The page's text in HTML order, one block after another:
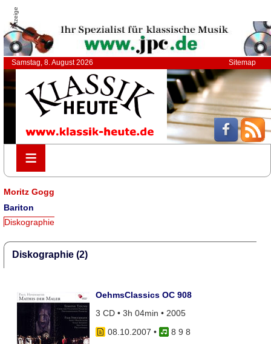
Anzeige
Samstag, 8. August 2026 Sitemap
≡
≡
Moritz Gogg
Bariton
Diskographie
Diskographie (2)
OehmsClassics OC 908
3 CD • 3h 04min • 2005
08.10.2007 •
8 9 8